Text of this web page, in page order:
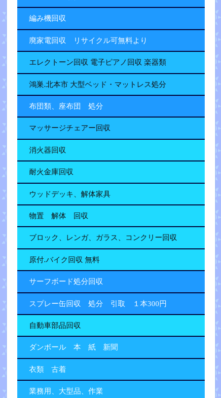
編み機回収
廃家電回収 リサイクル可無料より
エレクトーン回収 電子ピアノ回収 楽器類
鴻巣.北本市 大型ベッド・マットレス処分
布団類、座布団 処分
マッサージチェアー回収
消火器回収
耐火金庫回収
ウッドデッキ、解体家具
物置 解体 回収
ブロック、レンガ、ガラス、コンクリー回収
原付.バイク回収 無料
サーフボード処分回収
スプレー缶回収 処分 引取 １本300円
自動車部品回収
ダンボール 本 紙 新聞
衣類 古着
業務用、大型品、作業